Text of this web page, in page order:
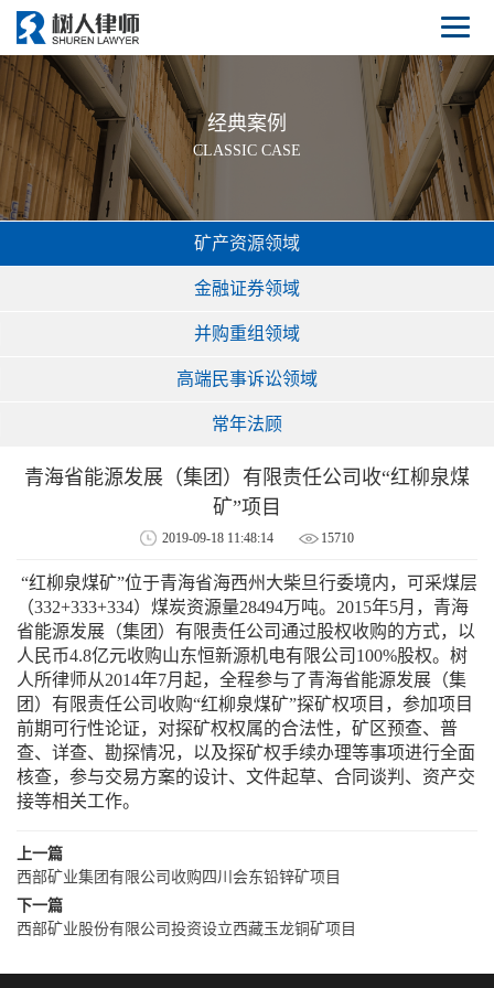
经典案例
CLASSIC CASE
矿产资源领域
金融证券领域
并购重组领域
高端民事诉讼领域
常年法顾
青海省能源发展（集团）有限责任公司收“红柳泉煤
矿”项目
2019-09-18 11:48:14 15710
“红柳泉煤矿”位于青海省海西州大柴旦行委境内，可采煤层
（332+333+334）煤炭资源量28494万吨。2015年5月，青海
省能源发展（集团）有限责任公司通过股权收购的方式，以
人民币4.8亿元收购山东恒新源机电有限公司100%股权。树
人所律师从2014年7月起，全程参与了青海省能源发展（集
团）有限责任公司收购“红柳泉煤矿”探矿权项目，参加项目
前期可行性论证，对探矿权权属的合法性，矿区预查、普
查、详查、勘探情况，以及探矿权手续办理等事项进行全面
核查，参与交易方案的设计、文件起草、合同谈判、资产交
接等相关工作。
上一篇
西部矿业集团有限公司收购四川会东铅锌矿项目
下一篇
西部矿业股份有限公司投资设立西藏玉龙铜矿项目